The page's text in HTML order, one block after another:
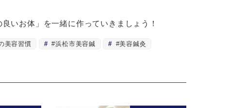
いお体」を一緒に作っていきましょう！
美容習慣 #浜松市美容鍼
#美容鍼灸